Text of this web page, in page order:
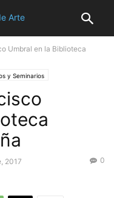
Umbral en la Biblioteca
y Seminarios
2017 0